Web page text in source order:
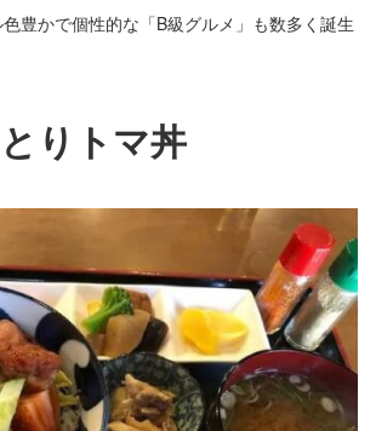
豊かで個性的な「B級グルメ」も数多く誕生
りトマ丼